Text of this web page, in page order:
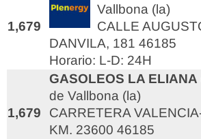
1,679
Vallbona (la)
CALLE
DANVILA, 181 46185
Horario: L-D: 24H
1,679
GASOLEOS LA ELIANA
de Vallbona (la)
CARRETERA
KM. 23600 46185